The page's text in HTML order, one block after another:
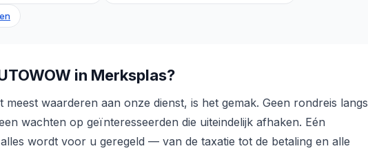
in Merksplas?
waarderen aan onze dienst, is het gemak. Geen rondreis langs
wachten op geïnteresseerden die uiteindelijk afhaken. Eén
wordt voor u geregeld — van de taxatie tot de betaling en alle